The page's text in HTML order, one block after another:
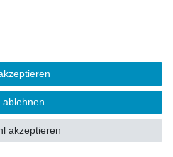
ablehnen
akzeptieren